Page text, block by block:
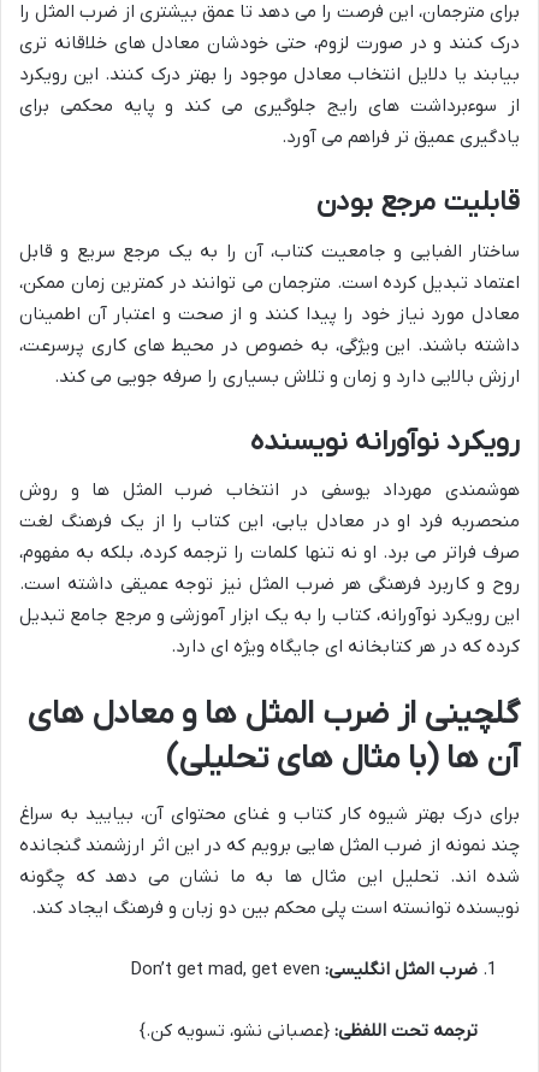
برای مترجمان، این فرصت را می دهد تا عمق بیشتری از ضرب المثل را
درک کنند و در صورت لزوم، حتی خودشان معادل های خلاقانه تری
بیابند یا دلایل انتخاب معادل موجود را بهتر درک کنند. این رویکرد
از سوءبرداشت های رایج جلوگیری می کند و پایه محکمی برای
یادگیری عمیق تر فراهم می آورد.
قابلیت مرجع بودن
ساختار الفبایی و جامعیت کتاب، آن را به یک مرجع سریع و قابل
اعتماد تبدیل کرده است. مترجمان می توانند در کمترین زمان ممکن،
معادل مورد نیاز خود را پیدا کنند و از صحت و اعتبار آن اطمینان
داشته باشند. این ویژگی، به خصوص در محیط های کاری پرسرعت،
ارزش بالایی دارد و زمان و تلاش بسیاری را صرفه جویی می کند.
رویکرد نوآورانه نویسنده
هوشمندی مهرداد یوسفی در انتخاب ضرب المثل ها و روش
منحصربه فرد او در معادل یابی، این کتاب را از یک فرهنگ لغت
صرف فراتر می برد. او نه تنها کلمات را ترجمه کرده، بلکه به مفهوم،
روح و کاربرد فرهنگی هر ضرب المثل نیز توجه عمیقی داشته است.
این رویکرد نوآورانه، کتاب را به یک ابزار آموزشی و مرجع جامع تبدیل
کرده که در هر کتابخانه ای جایگاه ویژه ای دارد.
گلچینی از ضرب المثل ها و معادل های
آن ها (با مثال های تحلیلی)
برای درک بهتر شیوه کار کتاب و غنای محتوای آن، بیایید به سراغ
چند نمونه از ضرب المثل هایی برویم که در این اثر ارزشمند گنجانده
شده اند. تحلیل این مثال ها به ما نشان می دهد که چگونه
نویسنده توانسته است پلی محکم بین دو زبان و فرهنگ ایجاد کند.
ضرب المثل انگلیسی:
ترجمه تحت اللفظی: {عصبانی نشو، تسویه کن.}